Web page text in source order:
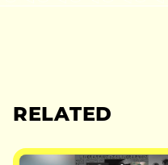
RELATED